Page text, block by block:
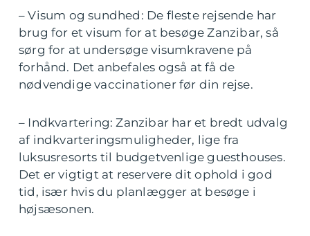
– Visum og sundhed: De fleste rejsende har
brug for et visum for at besøge Zanzibar, så
sørg for at undersøge visumkravene på
forhånd. Det anbefales også at få de
nødvendige vaccinationer før din rejse.
– Indkvartering: Zanzibar har et bredt udvalg
af indkvarteringsmuligheder, lige fra
luksusresorts til budgetvenlige guesthouses.
Det er vigtigt at reservere dit ophold i god
tid, især hvis du planlægger at besøge i
højsæsonen.